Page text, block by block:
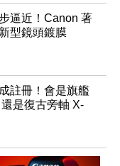
逼近！Canon 著
型鏡頭鍍膜
註冊！會是旗艦
是復古旁軸 X-